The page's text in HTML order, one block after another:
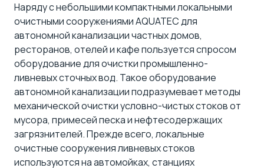
Наряду с небольшими компактными локальными
очистными сооружениями AQUATEC для
автономной канализации частных домов,
ресторанов, отелей и кафе пользуется спросом
оборудование для очистки промышленно-
ливневых сточных вод. Такое оборудование
автономной канализации подразумевает методы
механической очистки условно-чистых стоков от
мусора, примесей песка и нефтесодержащих
загрязнителей. Прежде всего, локальные
очистные сооружения ливневых стоков
используются на автомойках, станциях